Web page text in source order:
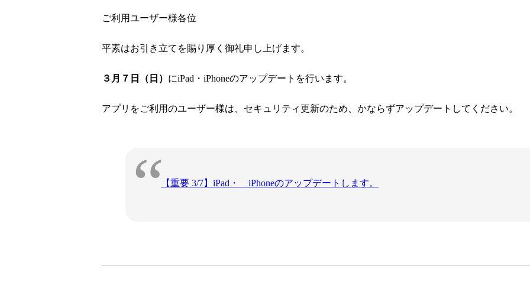
ご利用ユーザー様各位
平素はお引き立てを賜り厚く御礼申し上げます。
３月７日（日） にiPad・iPhoneのアップデートを行います。
アプリをご利用のユーザー様は、セキュリティ更新のため、かならずアップデートしてください。
【重要 3/7】iPad・ iPhoneのアップデートします。